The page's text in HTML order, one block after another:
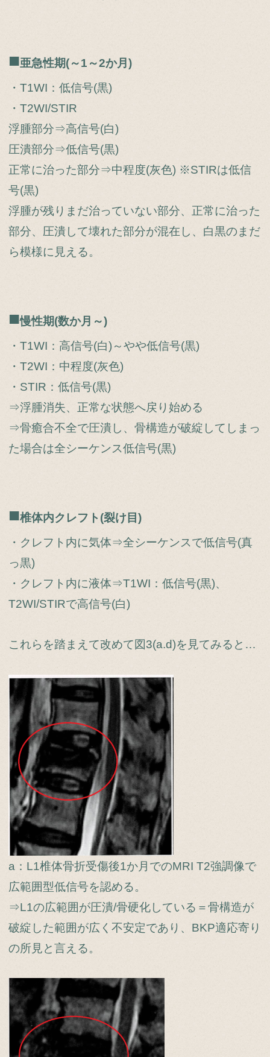
■亜急性期(～1～2か月)
・T1WI：低信号(黒)
・T2WI/STIR
浮腫部分⇒高信号(白)
圧潰部分⇒低信号(黒)
正常に治った部分⇒中程度(灰色) ※STIRは低信
号(黒)
浮腫が残りまだ治っていない部分、正常に治った
部分、圧潰して壊れた部分が混在し、白黒のまだ
ら模様に見える。
■慢性期(数か月～)
・T1WI：高信号(白)～やや低信号(黒)
・T2WI：中程度(灰色)
・STIR：低信号(黒)
⇒浮腫消失、正常な状態へ戻り始める
⇒骨癒合不全で圧潰し、骨構造が破綻してしまっ
た場合は全シーケンス低信号(黒)
■椎体内クレフト(裂け目)
・クレフト内に気体⇒全シーケンスで低信号(真
っ黒)
・クレフト内に液体⇒T1WI：低信号(黒)、
T2WI/STIRで高信号(白)
これらを踏まえて改めて図3(a.d)を見てみると…
a：L1椎体骨折受傷後1か月でのMRI T2強調像で
広範囲型低信号を認める。
⇒L1の広範囲が圧潰/骨硬化している＝骨構造が
破綻した範囲が広く不安定であり、BKP適応寄り
の所見と言える。